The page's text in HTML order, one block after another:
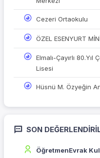
Cezeri Ortaokulu
ÖZEL ESENYURT
Elmalı-Çayırlı 80.Yıl
Lisesi
Hüsnü M. Özyeğin
SON
ÖğretmenEvrak